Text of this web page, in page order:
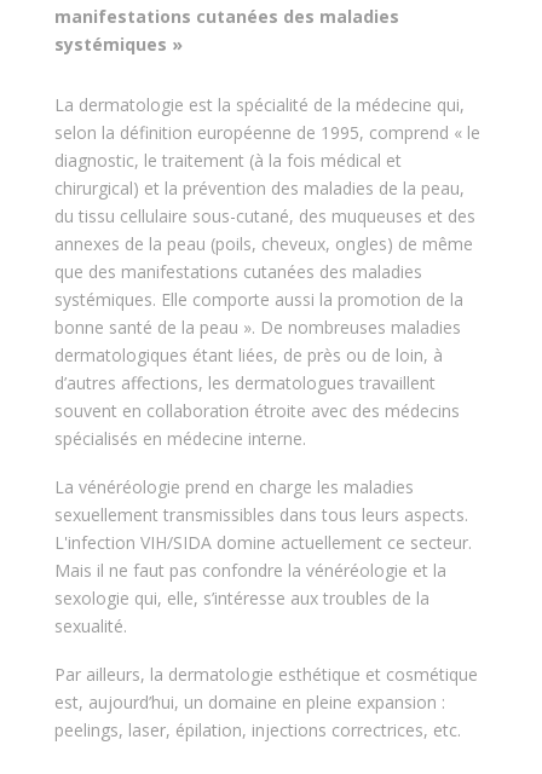
manifestations cutanées des maladies
systémiques »
La dermatologie est la spécialité de la médecine qui,
selon la définition européenne de 1995, comprend « le
diagnostic, le traitement (à la fois médical et
chirurgical) et la prévention des maladies de la peau,
du tissu cellulaire sous-cutané, des muqueuses et des
annexes de la peau (poils, cheveux, ongles) de même
que des manifestations cutanées des maladies
systémiques. Elle comporte aussi la promotion de la
bonne santé de la peau ». De nombreuses maladies
dermatologiques étant liées, de près ou de loin, à
d’autres affections, les dermatologues travaillent
souvent en collaboration étroite avec des médecins
spécialisés en médecine interne.
La vénéréologie prend en charge les maladies
sexuellement transmissibles dans tous leurs aspects.
L'infection VIH/SIDA domine actuellement ce secteur.
Mais il ne faut pas confondre la vénéréologie et la
sexologie qui, elle, s’intéresse aux troubles de la
sexualité.
Par ailleurs, la dermatologie esthétique et cosmétique
est, aujourd’hui, un domaine en pleine expansion :
peelings, laser, épilation, injections correctrices, etc.